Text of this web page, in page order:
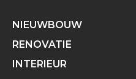
NIEUWBOUW
RENOVATIE
INTERIEUR